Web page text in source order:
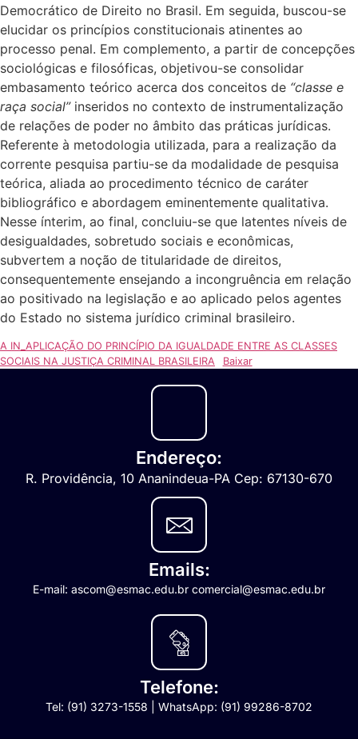
Democrático de Direito no Brasil. Em seguida, buscou-se
elucidar os princípios constitucionais atinentes ao
processo penal. Em complemento, a partir de concepções
sociológicas e filosóficas, objetivou-se consolidar
embasamento teórico acerca dos conceitos de “classe e
raça social”inseridos no contexto de instrumentalização
de relações de poder no âmbito das práticas jurídicas.
Referente à metodologia utilizada, para a realização da
corrente pesquisa partiu-se da modalidade de pesquisa
teórica, aliada ao procedimento técnico de caráter
bibliográfico e abordagem eminentemente qualitativa.
Nesse ínterim, ao final, concluiu-se que latentes níveis de
desigualdades, sobretudo sociais e econômicas,
subvertem a noção de titularidade de direitos,
consequentemente ensejando a incongruência em relação
ao positivado na legislação e ao aplicado pelos agentes
do Estado no sistema jurídico criminal brasileiro.
A IN_APLICAÇÃO DO PRINCÍPIO DA IGUALDADE ENTRE AS CLASSES
SOCIAIS NA JUSTIÇA CRIMINAL BRASILEIRA
Baixar
Endereço:
R. Providência, 10 Ananindeua-PA Cep: 67130-670
Emails:
E-mail: ascom@esmac.edu.br comercial@esmac.edu.br
Telefone:
Tel: (91) 3273-1558 | WhatsApp: (91) 99286-8702